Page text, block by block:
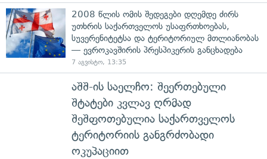
2008 წლის ომის შედეგები დღემდე ძირს
უთხრის საქართველოს უსაფრთხოებას,
სუვერენიტეტსა და ტერიტორიულ მთლიანობას
— ევროკავშირის პრესპიკერის განცხადება
7 აგვისტო, 13:35
აშშ-ის საელჩო: შეერთებული
შტატები კვლავ ღრმად
შეშფოთებულია საქართველოს
ტერიტორიის განგრძობადი
ოკუპაციით